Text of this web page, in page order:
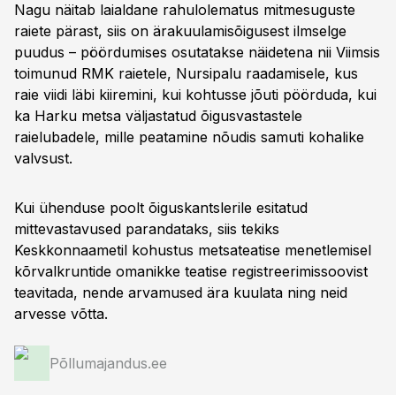
Nagu näitab laialdane rahulolematus mitmesuguste
raiete pärast, siis on ärakuulamisõigusest ilmselge
puudus – pöördumises osutatakse näidetena nii Viimsis
toimunud RMK raietele, Nursipalu raadamisele, kus
raie viidi läbi kiiremini, kui kohtusse jõuti pöörduda, kui
ka Harku metsa väljastatud õigusvastastele
raielubadele, mille peatamine nõudis samuti kohalike
valvsust.
Kui ühenduse poolt õiguskantslerile esitatud
mittevastavused parandataks, siis tekiks
Keskkonnaametil kohustus metsateatise menetlemisel
kõrvalkruntide omanikke teatise registreerimissoovist
teavitada, nende arvamused ära kuulata ning neid
arvesse võtta.
Põllumajandus.ee